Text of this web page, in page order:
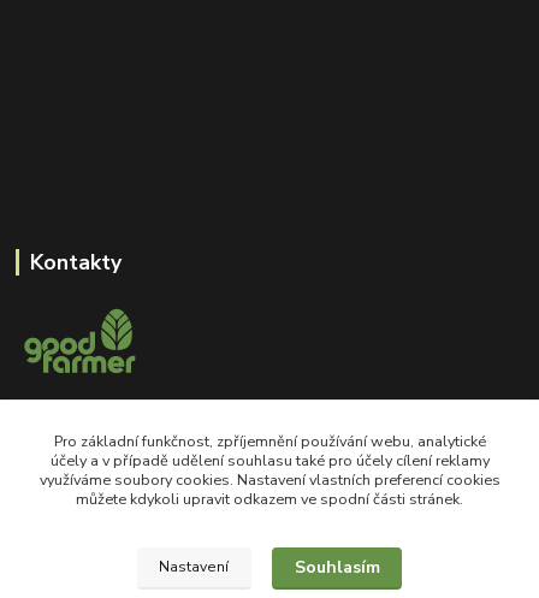
Kontakty
+420 605 550 660
Po-Pá, 8-18 hod
shop@goodfarmer.cz
Pro základní funkčnost, zpříjemnění používání webu, analytické
účely a v případě udělení souhlasu také pro účely cílení reklamy
využíváme soubory cookies. Nastavení vlastních preferencí cookies
můžete kdykoli upravit odkazem ve spodní části stránek.
Nastavení Souhlasím